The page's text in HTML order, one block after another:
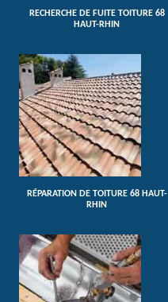
RECHERCHE DE FUITE TOITURE 68
HAUT-RHIN
RÉPARATION DE TOITURE 68 HAUT-
RHIN